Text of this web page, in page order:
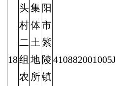
18
头
村
二
组
农
集
体
土
地
所
阳
市
紫
陵
镇